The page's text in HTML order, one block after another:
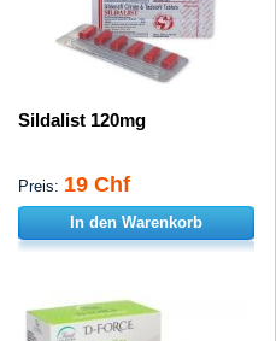
Sildalist 120mg
Preis: 19 Chf
In den Warenkorb